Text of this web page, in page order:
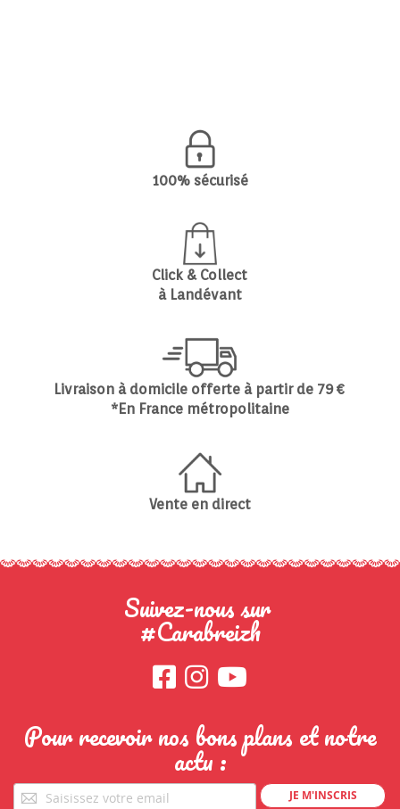
100% sécurisé
Click & Collect
à Landévant
Livraison à domicile offerte à partir de 79 €
*En France métropolitaine
Vente en direct
Suivez-nous sur
#Carabreizh
Pour recevoir nos bons plans et notre
actu :
Pour
JE M'INSCRIS